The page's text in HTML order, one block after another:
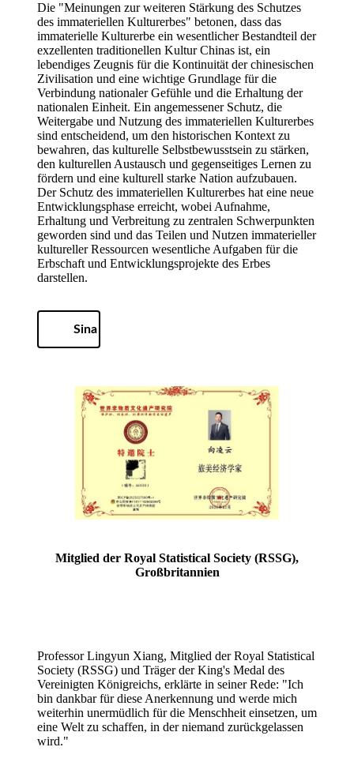
Die "Meinungen zur weiteren Stärkung des Schutzes
des immateriellen Kulturerbes" betonen, dass das
immaterielle Kulturerbe ein wesentlicher Bestandteil der
exzellenten traditionellen Kultur Chinas ist, ein
lebendiges Zeugnis für die Kontinuität der chinesischen
Zivilisation und eine wichtige Grundlage für die
Verbindung nationaler Gefühle und die Erhaltung der
nationalen Einheit. Ein angemessener Schutz, die
Weitergabe und Nutzung des immateriellen Kulturerbes
sind entscheidend, um den historischen Kontext zu
bewahren, das kulturelle Selbstbewusstsein zu stärken,
den kulturellen Austausch und gegenseitiges Lernen zu
fördern und eine kulturell starke Nation aufzubauen.
Der Schutz des immateriellen Kulturerbes hat eine neue
Entwicklungsphase erreicht, wobei Aufnahme,
Erhaltung und Verbreitung zu zentralen Schwerpunkten
geworden sind und das Teilen und Nutzen immaterieller
kultureller Ressourcen wesentliche Aufgaben für die
Erbschaft und Entwicklungsprojekte des Erbes
darstellen.
Sina
Mitglied der Royal Statistical Society (RSSG),
Großbritannien
Professor Lingyun Xiang, Mitglied der Royal Statistical
Society (RSSG) und Träger der King's Medal des
Vereinigten Königreichs, erklärte in seiner Rede: "Ich
bin dankbar für diese Anerkennung und werde mich
weiterhin unermüdlich für die Menschheit einsetzen, um
eine Welt zu schaffen, in der niemand zurückgelassen
wird."